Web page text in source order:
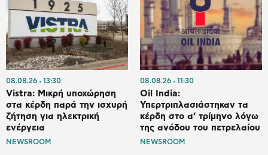
08.08.26 13:30
Vistra: Μικρή υποχώρηση
στα κέρδη παρά την ισχυρή
ζήτηση για ηλεκτρική
ενέργεια
NEWSROOM
08.08.26 11:30
Oil India:
Υπερτριπλασιάστηκαν τα
κέρδη στο α’ τρίμηνο λόγω
της ανόδου του πετρελαίου
NEWSROOM